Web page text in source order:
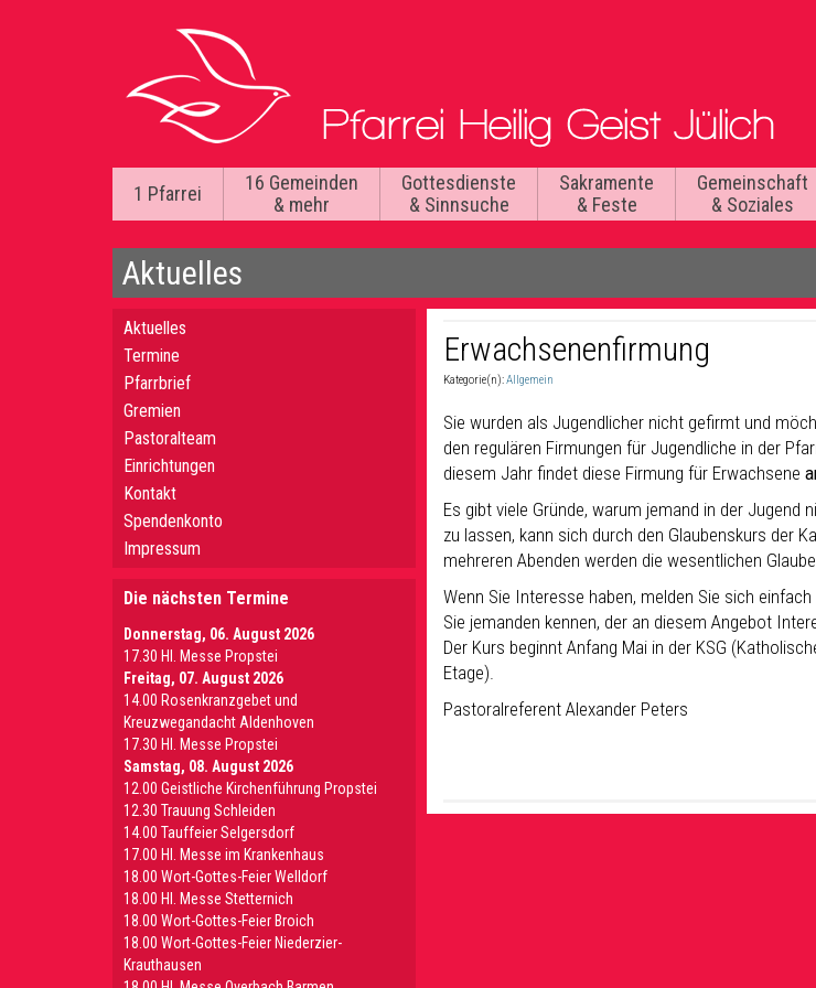
1 Pfarrei
16 Gemeinden
& mehr
Gottesdienste
& Sinnsuche
Sakramente
& Feste
Gemeinschaft
& Soziales
Aktuelles
Erwachsenenfirmung
Kategorie(n):Allgemein
Sie wurden als Jugendlicher nicht gefirmt und
den regulären Firmungen für Jugendliche in der
diesem Jahr findet diese Firmung für Erwachsene
Es gibt viele Gründe, warum jemand in der
zu lassen, kann sich durch den Glaubenskurs der
mehreren Abenden werden die wesentlichen
Wenn Sie Interesse haben, melden Sie sich einfach
Sie jemanden kennen, der an diesem Angebot
Der Kurs beginnt Anfang Mai in der KSG
Etage).
Pastoralreferent Alexander Peters
Aktuelles
Termine
Pfarrbrief
Gremien
Pastoralteam
Einrichtungen
Kontakt
Spendenkonto
Impressum
Die nächsten Termine
Donnerstag, 06. August 2026
17.30 Hl. Messe Propstei
Freitag, 07. August 2026
14.00 Rosenkranzgebet und
Kreuzwegandacht Aldenhoven
17.30 Hl. Messe Propstei
Samstag, 08. August 2026
12.00 Geistliche Kirchenführung Propstei
12.30 Trauung Schleiden
14.00 Tauffeier Selgersdorf
17.00 Hl. Messe im Krankenhaus
18.00 Wort-Gottes-Feier Welldorf
18.00 Hl. Messe Stetternich
18.00 Wort-Gottes-Feier Broich
18.00 Wort-Gottes-Feier Niederzier-
Krauthausen